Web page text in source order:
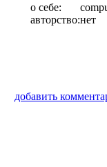
о себе:
авторство:нет
добавить